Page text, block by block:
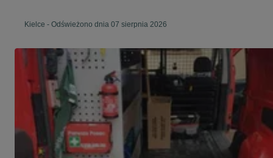
Kielce - Odświeżono dnia 07 sierpnia 2026